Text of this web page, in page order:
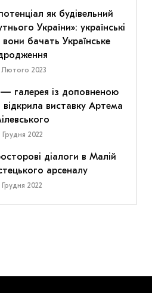
як будівельний
України»: українські
бачать Українське
2023
галерея із доповненою
виставку Артема
Грудня 2022
діалоги в Малій
арсеналу
Грудня 2022